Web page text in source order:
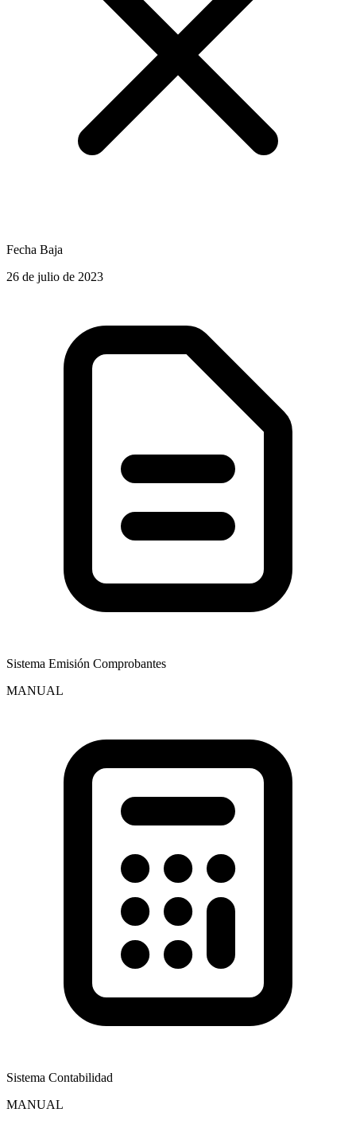
Fecha Baja
26 de julio de 2023
Sistema Emisión Comprobantes
MANUAL
Sistema Contabilidad
MANUAL